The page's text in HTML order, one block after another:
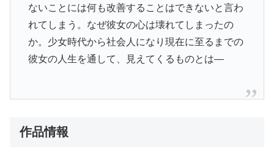
ないことには何も改善することはできないと言わ
れてしまう。なぜ彼女の心は壊れてしまったの
か。少女時代から社会人になり現在に至るまでの
彼女の人生を通して、見えてくるものとは—
作品情報